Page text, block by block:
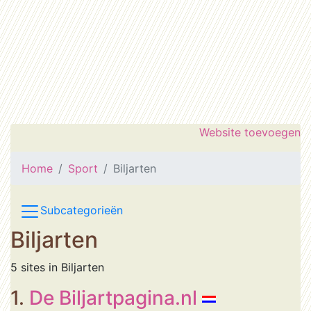
Website toevoegen
Home Sport Biljarten
Subcategorieën
Biljarten
5 sites in Biljarten
1. De Biljartpagina.nl